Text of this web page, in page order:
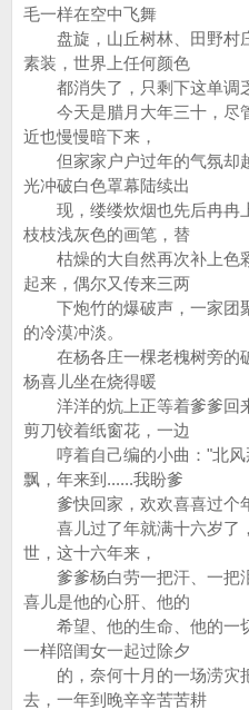
毛一样在空中飞舞
盘旋，山丘树林、田野村
素装，世界上任何颜色
都消失了，只剩下这单调乏
今天是腊月大年三十，尽
近也慢慢暗下来，
但家家户户过年的气氛却
光冲破白色罩幕陆续出
现，缕缕炊烟也先后冉冉
枝枝浅灰色的画笔，替
枯燥的大自然再次补上色
起来，偶尔又传来三两
下炮竹的爆破声，一家团
的冷漠冲淡。
在杨各庄一棵老槐树旁的
杨喜儿坐在烧得暖
洋洋的炕上正等着爹爹回
剪刀铰着纸窗花，一边
哼着自己编的小曲："北风
飘，年来到......我盼爹
爹快回家，欢欢喜喜过个
喜儿过了年就满十六岁了
世，这十六年来，
爹爹杨白劳一把汗、一把
喜儿是他的心肝、他的
希望、他的生命、他的一
一样陪闺女一起过除夕
的，奈何十月的一场涝灾
去，一年到晚辛辛苦苦耕